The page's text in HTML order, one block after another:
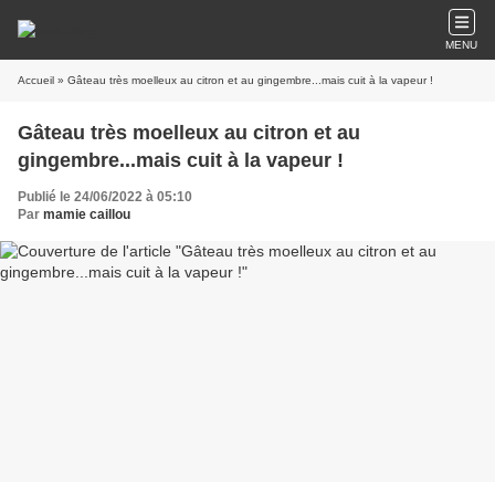
MENU
Accueil » Gâteau très moelleux au citron et au gingembre...mais cuit à la vapeur !
Gâteau très moelleux au citron et au
gingembre...mais cuit à la vapeur !
Publié le 24/06/2022 à 05:10
Par mamie caillou